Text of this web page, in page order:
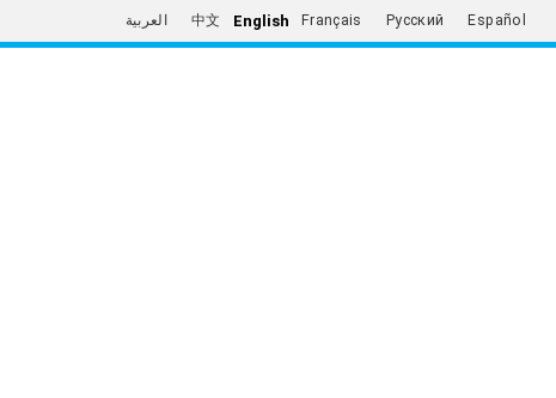
العربية 中文 English Français Русский Español